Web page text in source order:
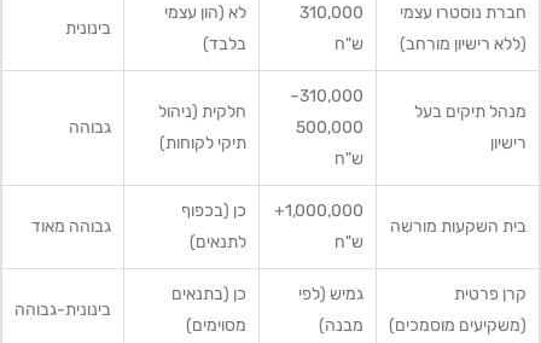
חברת נוסטרו עצמי
(ללא רישיון מורחב)
310,000
ש"ח
לא (הון עצמי
בלבד)
בינונית
מנהל תיקים בעל
רישיון
310,000–
500,000
ש"ח
חלקית (ניהול
תיקי לקוחות)
גבוהה
בית השקעות מורשה
1,000,000+
ש"ח
כן (בכפוף
לתנאים)
גבוהה מאוד
קרן פרטית
(משקיעים מוסמכים)
גמיש (לפי
מבנה)
כן (בתנאים
מסוימים)
בינונית-גבוהה